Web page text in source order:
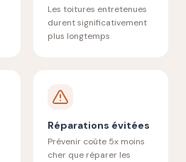
Les toitures entretenues
durent significativement
plus longtemps
Réparations évitées
Prévenir coûte 5x moins
cher que réparer les